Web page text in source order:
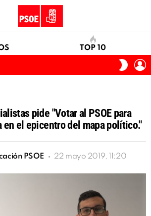
TOP 10
SKIN
pide "Votar al PSOE para
en el epicentro del mapa político."
PSOE 22 mayo 2019, 11:20